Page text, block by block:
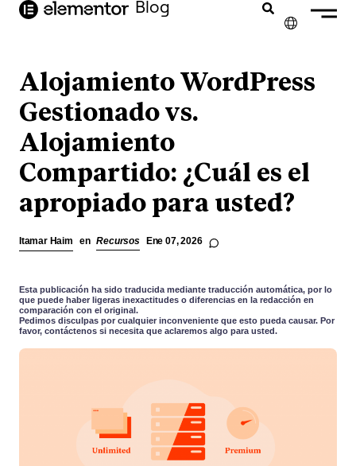
contenido Blog
ENGLISH
DEUTSCH
PORTUGUÊS
Alojamiento WordPress
Gestionado vs.
Alojamiento
Compartido: ¿Cuál es el
apropiado para usted?
Itamar Haim en Recursos Ene 07, 2026
Esta publicación ha sido traducida mediante traducción automática, por lo
que puede haber ligeras inexactitudes o diferencias en la redacción en
comparación con el original.
Pedimos disculpas por cualquier inconveniente que esto pueda causar. Por
favor, contáctenos si necesita que aclaremos algo para usted.